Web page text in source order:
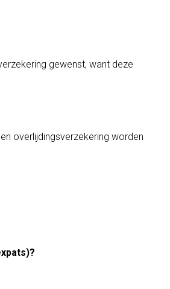
gewenst, want deze
overlijdingsverzekering worden